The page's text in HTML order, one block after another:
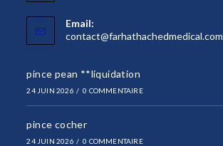
Email:
contact@farhathachedmedical.com
pince pean **liquidation
24 JUIN 2026 / 0 COMMENTAIRE
pince cocher
24 JUIN 2026 / 0 COMMENTAIRE